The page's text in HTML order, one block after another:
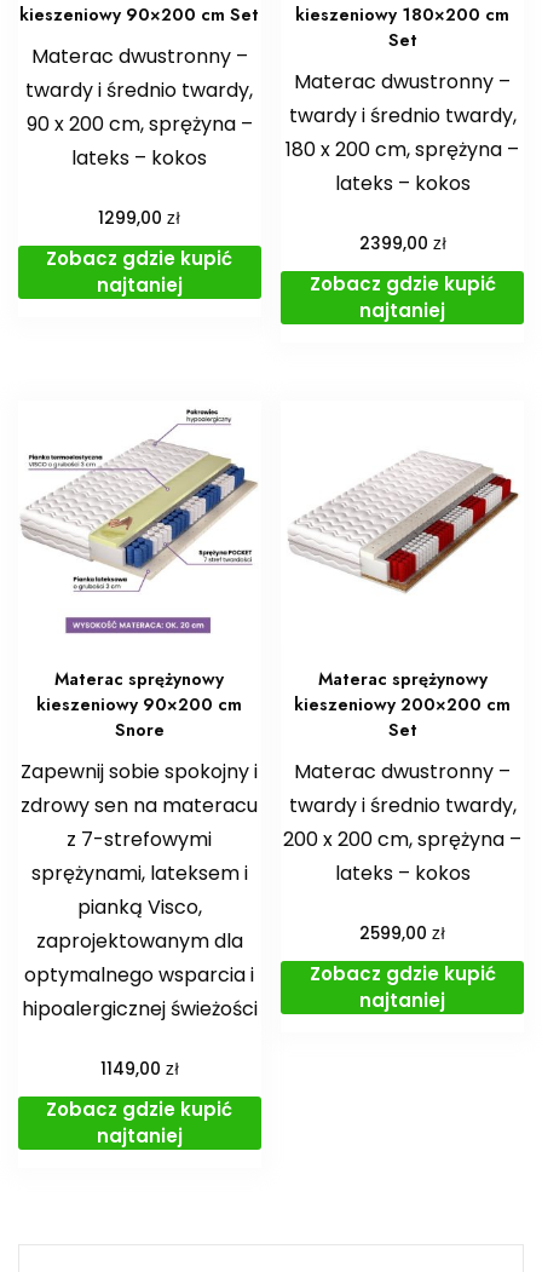
kieszeniowy 90×200 cm Set
Materac dwustronny –
twardy i średnio twardy,
90 x 200 cm, sprężyna –
lateks – kokos
1299,00zł
Zobacz gdzie kupić
najtaniej
kieszeniowy 180×200 cm
Set
Materac dwustronny –
twardy i średnio twardy,
180 x 200 cm, sprężyna –
lateks – kokos
2399,00 zł
Zobacz gdzie kupić
najtaniej
Materac sprężynowy
kieszeniowy 90×200 cm
Snore
Zapewnij sobie spokojny i
zdrowy sen na materacu
z 7-strefowymi
sprężynami, lateksem i
pianką Visco,
zaprojektowanym dla
optymalnego wsparcia i
hipoalergicznej świeżości
1149,00 zł
Zobacz gdzie kupić
najtaniej
Materac sprężynowy
kieszeniowy 200×200 cm
Set
Materac dwustronny –
twardy i średnio twardy,
200 x 200 cm, sprężyna –
lateks – kokos
2599,00zł
Zobacz gdzie kupić
najtaniej